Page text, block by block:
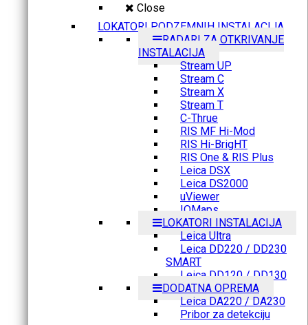
Close
LOKATORI PODZEMNIH INSTALACIJA
RADARI ZA OTKRIVANJE
INSTALACIJA
Stream UP
Stream C
Stream X
Stream T
C-Thrue
RIS MF Hi-Mod
RIS Hi-BrigHT
RIS One & RIS Plus
Leica DSX
Leica DS2000
uViewer
IQMaps
LOKATORI INSTALACIJA
Leica Ultra
Leica DD220 / DD230
SMART
Leica DD120 / DD130
DODATNA OPREMA
Leica DA220 / DA230
Pribor za detekciju